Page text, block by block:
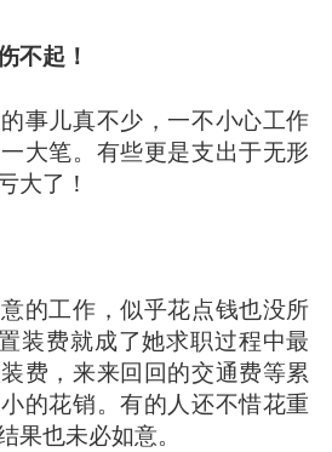
不起！
事儿真不少，一不小心工作
大笔。有些更是支出于无形
大了！
的工作，似乎花点钱也没所
装费就成了她求职过程中最
费，来来回回的交通费等累
的花销。有的人还不惜花重
果也未必如意。